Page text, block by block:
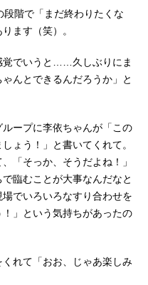
階で「まだ終わりたくな
ます（笑）。
覚でいうと……久しぶりにま
んとできるんだろうか」と
ープに李依ちゃんが「この
ょう！」と書いてくれて。
「そっか、そうだよね！」
臨むことが大事なんだなと
でいろいろなすり合わせを
」という気持ちがあったの
れて「おお、じゃあ楽しみ